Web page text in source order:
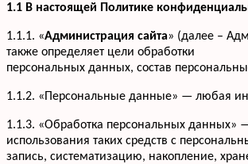
1.1 В настоящей Политике
1.1.1. «Администрация сайта» (далее –
также определяет цели обработки
персональных данных, состав
1.1.2. «Персональные данные» — любая
1.1.3. «Обработка персональных данных»
использования таких средств с
запись, систематизацию, накопление,